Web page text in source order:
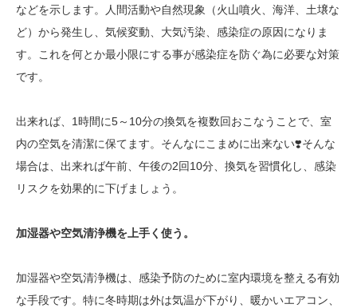
などを示します。人間活動や自然現象（火山噴火、海洋、土壌な
ど）から発生し、 気候変動、大気汚染、感染症の原因になりま
す。これを何とか最小限にする事が感染症を防ぐ為に必要な対策
です。
出来れば、1時間に5～10分の換気を複数回おこなうことで、室
内の空気を清潔に保てます。そんなにこまめに出来ない❣️そんな
場合は、出来れば午前、午後の2回10分、換気を習慣化し、感染
リスクを効果的に下げましょう。
加湿器や空気清浄機を上手く使う。
加湿器や空気清浄機は、感染予防のために室内環境を整える有効
な手段です。特に冬時期は外は気温が下がり、暖かいエアコン、